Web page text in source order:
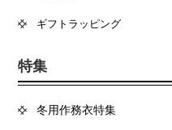
ギフトラッピング
特集
冬用作務衣特集